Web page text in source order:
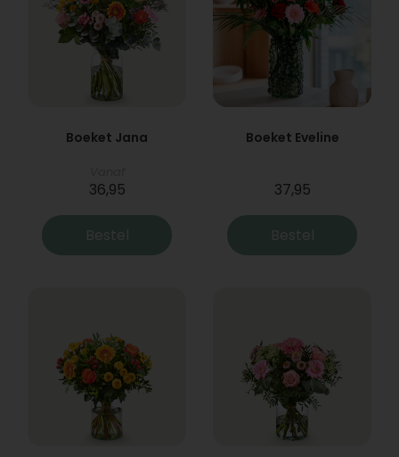
Boeket Jana
36,95
Bestel
Boeket Eveline
37,95
Bestel